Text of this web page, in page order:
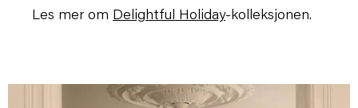
Les mer om Delightful Holiday-kolleksjonen.